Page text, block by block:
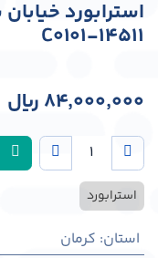
C0101-14511
84,000,000 ﷼
استرابورد
استان: کرمان